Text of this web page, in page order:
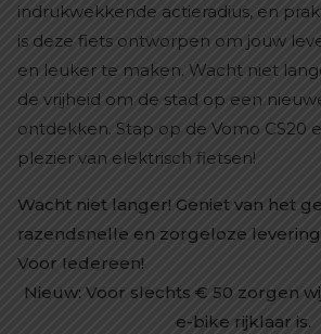
indrukwekkende actieradius, en
is deze fiets ontworpen om jouw
en leuker te maken. Wacht niet
de vrijheid om de stad op een
ontdekken. Stap op de Vomo CS20
plezier van elektrisch fietsen!
Wacht niet langer! Geniet van het
razendsnelle en zorgeloze
Voor Iedereen!
Nieuw: Voor slechts € 50 zorgen
e-bike rijklaar is.